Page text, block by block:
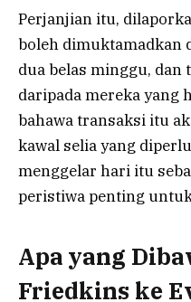
Perjanjian itu,
boleh dimuktamadkan
dua belas minggu, dan
daripada mereka yang
bahawa transaksi itu
kawal selia yang
menggelar hari itu
peristiwa penting
Apa yang
Friedkins ke